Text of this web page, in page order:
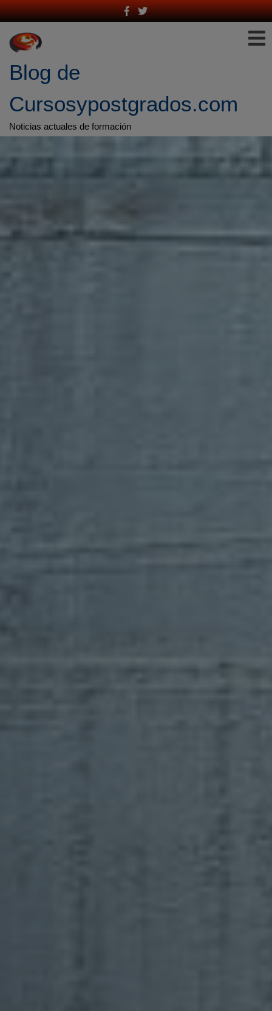
Saltar
al
contenido
Blog de
Cursosypostgrados.com
Noticias actuales de formación